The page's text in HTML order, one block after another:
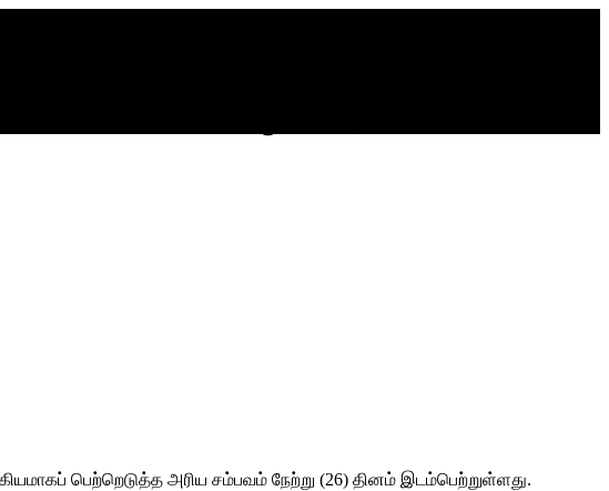
பெற்றெடுத்த அரிய சம்பவம் நேற்று (26) தினம் இடம்பெற்றுள்ளது.